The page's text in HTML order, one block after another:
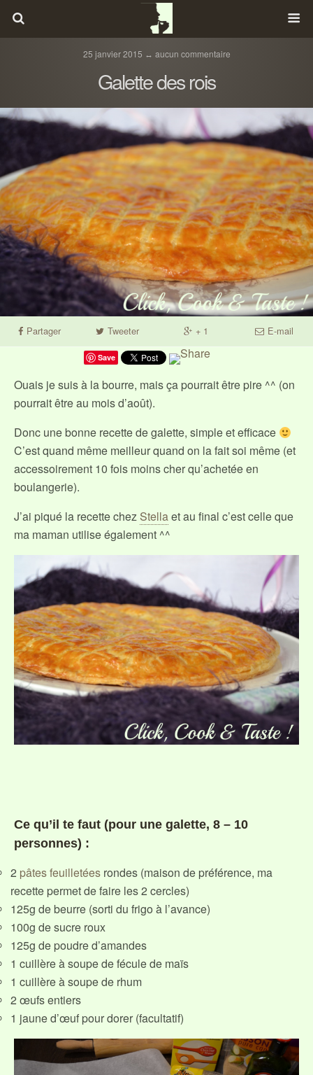
25 janvier 2015 ↔ aucun commentaire
Galette des rois
Partager Tweeter + 1 E-mail
Save
Ouais je suis à la bourre, mais ça pourrait être pire ^^ (on
pourrait être au mois d’août).
Donc une bonne recette de galette, simple et efficace
C’est quand même meilleur quand on la fait soi même (et
accessoirement 10 fois moins cher qu’achetée en
boulangerie).
J’ai piqué la recette chez Stellaet au final c’est celle que
ma maman utilise également ^^
Ce qu’il te faut (pour une galette, 8 – 10
personnes) :
2 pâtes feuilletées rondes (maison de préférence, ma
recette permet de faire les 2 cercles)
125g de beurre (sorti du frigo à l’avance)
100g de sucre roux
125g de poudre d’amandes
1 cuillère à soupe de fécule de maïs
1 cuillère à soupe de rhum
2 œufs entiers
1 jaune d’œuf pour dorer (facultatif)